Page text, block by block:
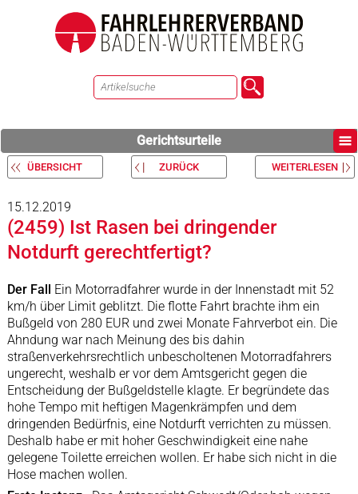
Gerichtsurteile
ÜBERSICHT ZURÜCK WEITERLESEN
15.12.2019
(2459) Ist Rasen bei dringender
Notdurft gerechtfertigt?
Der Fall Ein Motorradfahrer wurde in der Innenstadt mit 52
km/h über Limit geblitzt. Die flotte Fahrt brachte ihm ein
Bußgeld von 280 EUR und zwei Monate Fahrverbot ein. Die
Ahndung war nach Meinung des bis dahin
straßenverkehrsrechtlich unbescholtenen Motorradfahrers
ungerecht, weshalb er vor dem Amtsgericht gegen die
Entscheidung der Bußgeldstelle klagte. Er begründete das
hohe Tempo mit heftigen Magenkrämpfen und dem
dringenden Bedürfnis, eine Notdurft verrichten zu müssen.
Deshalb habe er mit hoher Geschwindigkeit eine nahe
gelegene Toilette erreichen wollen. Er habe sich nicht in die
Hose machen wollen.